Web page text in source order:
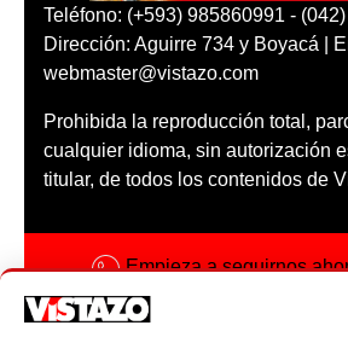
Teléfono: (+593) 985860991 - (042)
Dirección: Aguirre 734 y Boyacá |
webmaster@vistazo.com
Prohibida la reproducción total,
cualquier idioma, sin autorización
titular, de todos los contenidos de
Empieza a seguirnos